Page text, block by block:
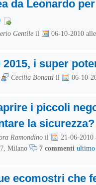
da Leonardo
Gentile il
06-10-2010
2015, i super
Cecilia Bonatti il
06-10-
i piccoli
la sicurezza?
Ramondino il
21-06-2010
Milano
7 commenti ultimo
ecomostri che